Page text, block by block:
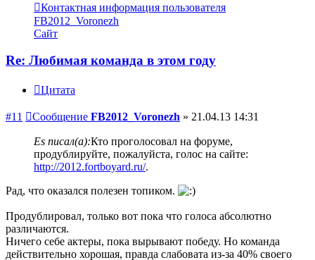
Контактная информация пользователя
FB2012_Voronezh
Сайт
Re: Любимая команда в этом году
Цитата
#11 Сообщение FB2012_Voronezh » 21.04.13 14:31
Es писал(а):Кто проголосовал на форуме,
продублируйте, пожалуйста, голос на сайте:
http://2012.fortboyard.ru/.
Рад, что оказался полезен топиком.
Продублировал, только вот пока что голоса абсолютно
различаются.
Ничего себе актеры, пока вырывают победу. Но команда
действительно хорошая, правда слабовата из-за 40% своего